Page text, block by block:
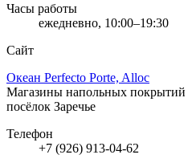
Часы работы
ежедневно, 10:00–19:30
Сайт
Океан Perfecto Porte, Alloc
Магазины напольных покрытий
посёлок Заречье
Телефон
+7 (926) 913-04-62